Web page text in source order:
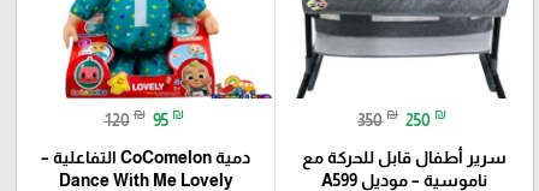
350 ₪ 250 ₪
سرير أطفال قابل للحركة مع
ناموسية – موديل A599
120 ₪ 95 ₪
دمية CoComelon التفاعلية –
Dance With Me Lovely